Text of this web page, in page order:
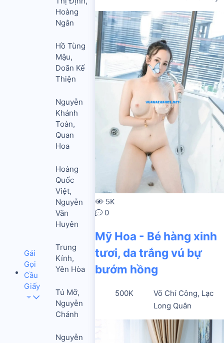
Gái
Gọi
Cầu
Giấy
Hoàng
Ngân
Hồ Tùng
Mậu,
Doãn Kế
Thiện
Nguyễn
Khánh
Toàn,
Quan
Hoa
Hoàng
Quốc
Việt,
Nguyễn
Văn
Huyên
Trung
Kính,
Yên Hòa
Tú Mỡ,
Nguyễn
Chánh
Nguyễn
5K
0
Mỹ Hoa - Bé hàng xinh
tươi, da trắng vú bự
bướm hồng
500K
Võ Chí Công, Lạc
Long Quân